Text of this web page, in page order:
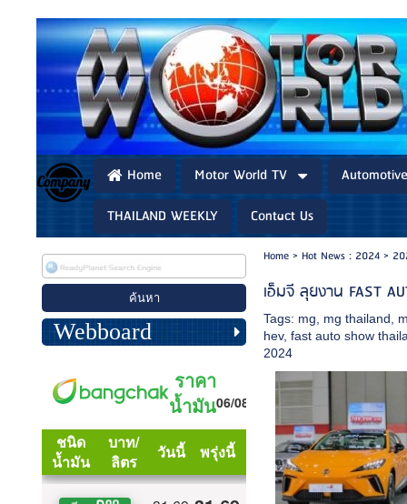
Home Motor World TV
THAILAND WEEKLY
Contact Us
Webboard
Home> Hot News : 2024>
เอ็มจี ลุยงาน FAST
Tags: mg mg thailand
hev,fast auto show
2024